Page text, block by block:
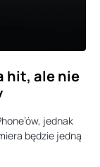
hit, ale nie
jednak
będzie jedną